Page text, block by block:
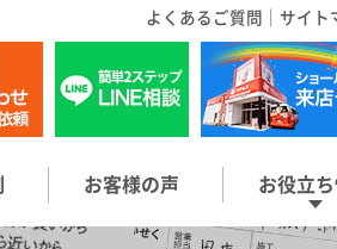
よくあるご質問 サイト
お客様の声 お役立